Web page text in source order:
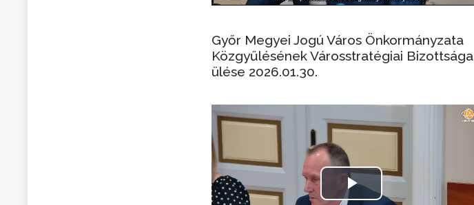
Győr Megyei Jogú Város Önkormányzata
Közgyűlésének Városstratégiai Bizottsága
ülése 2026.01.30.